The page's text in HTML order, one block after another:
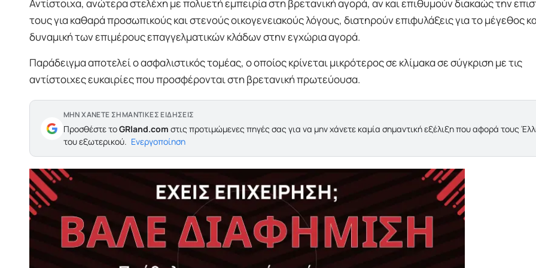
Αντίστοιχα, ανώτερα στελέχη με πολυετή εμπειρία στη βρετανική αγορά, αν και επιθυμούν διακαώς την
τους για καθαρά προσωπικούς και στενούς οικογενειακούς λόγους, διατηρούν επιφυλάξεις για το μέγεθος
δυναμική των επιμέρους επαγγελματικών κλάδων στην εγχώρια αγορά.
Παράδειγμα αποτελεί ο ασφαλιστικός τομέας, ο οποίος κρίνεται μικρότερος σε κλίμακα σε σύγκριση με τις
αντίστοιχες ευκαιρίες που προσφέρονται στη βρετανική πρωτεύουσα.
ΜΗΝ ΧΑΝΕΤΕ ΣΗΜΑΝΤΙΚΕΣ ΕΙΔΗΣΕΙΣ
Προσθέστε τοGRland.com στις προτιμώμενες πηγές σας για να μην χάνετε καμία σημαντική εξέλιξη που αφορά τους
του εξωτερικού. Ενεργοποίηση